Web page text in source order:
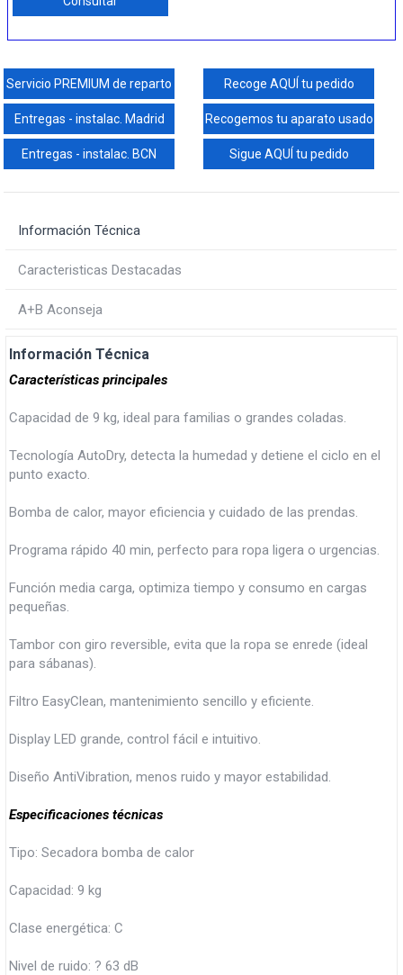
Servicio PREMIUM de reparto Recoge AQUÍ tu pedido
Entregas - instalac. Madrid Recogemos tu aparato usado
Entregas - instalac. BCN Sigue AQUÍ tu pedido
Información Técnica
Caracteristicas Destacadas
A+B Aconseja
Información Técnica
Características principales
Capacidad de 9 kg, ideal para familias o grandes coladas.
Tecnología AutoDry, detecta la humedad y detiene el ciclo en el
punto exacto.
Bomba de calor, mayor eficiencia y cuidado de las prendas.
Programa rápido 40 min, perfecto para ropa ligera o urgencias.
Función media carga, optimiza tiempo y consumo en cargas
pequeñas.
Tambor con giro reversible, evita que la ropa se enrede (ideal
para sábanas).
Filtro EasyClean, mantenimiento sencillo y eficiente.
Display LED grande, control fácil e intuitivo.
Diseño AntiVibration, menos ruido y mayor estabilidad.
Especificaciones técnicas
Tipo: Secadora bomba de calor
Capacidad: 9 kg
Clase energética: C
Nivel de ruido: ? 63 dB